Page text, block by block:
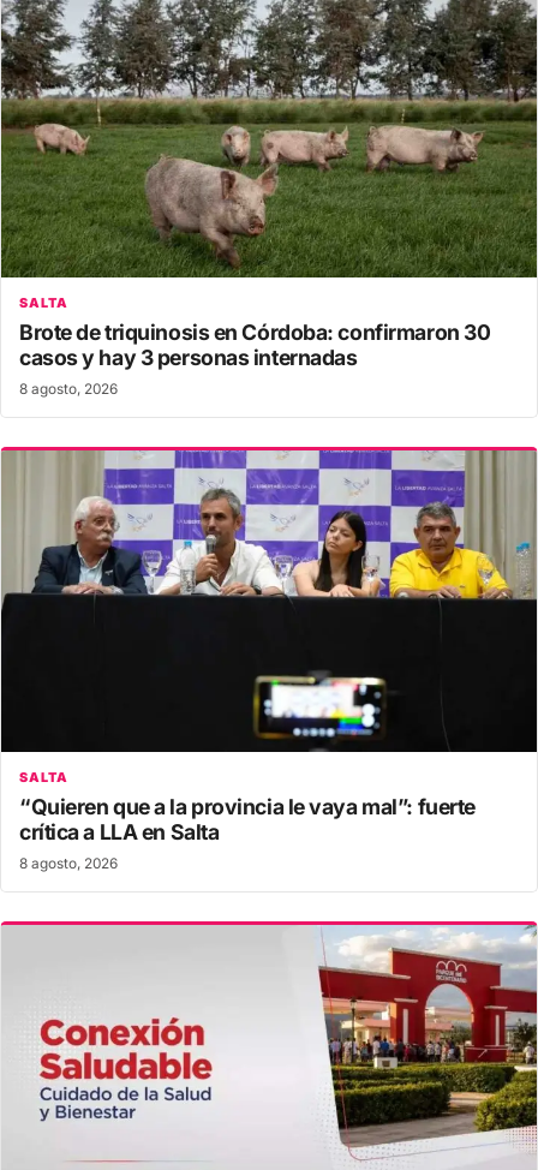
SALTA
Brote de triquinosis en Córdoba: confirmaron 30
casos y hay 3 personas internadas
8 agosto, 2026
SALTA
“Quieren que a la provincia le vaya mal”: fuerte
crítica a LLA en Salta
8 agosto, 2026